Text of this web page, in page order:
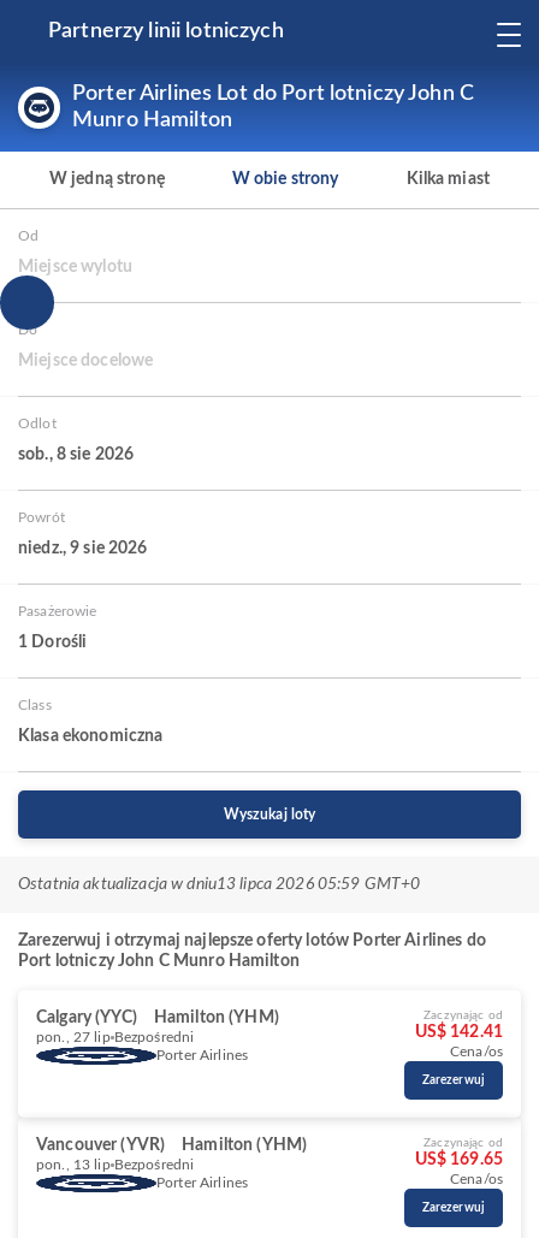
Partnerzy linii lotniczych
Porter Airlines Lot do Port lotniczy John C
Munro Hamilton
W jedną stronę W obie strony Kilka miast
Od
Miejsce wylotu
Do
Miejsce docelowe
Odlot
sob., 8 sie 2026
Powrót
niedz., 9 sie 2026
Pasażerowie
1 Dorośli
Class
Klasa ekonomiczna
Wyszukaj loty
Ostatnia aktualizacja w dniu13 lipca 2026 05:59 GMT+0
Zarezerwuj i otrzymaj najlepsze oferty lotów Porter Airlines do
Port lotniczy John C Munro Hamilton
Calgary (YYC) Hamilton (YHM)
pon., 27 lip Bezpośredni
Porter Airlines
Zaczynając od
US$ 142.41
Cena/os
Zarezerwuj
Vancouver (YVR) Hamilton (YHM)
pon., 13 lip Bezpośredni
Porter Airlines
Zaczynając od
US$ 169.65
Cena/os
Zarezerwuj